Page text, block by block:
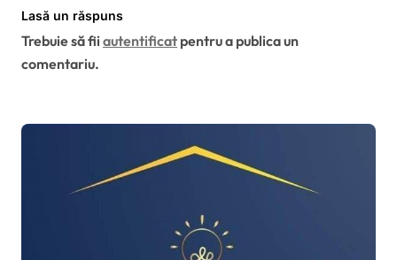
Lasă un răspuns
Trebuie să fii autentificat pentru a publica un
comentariu.